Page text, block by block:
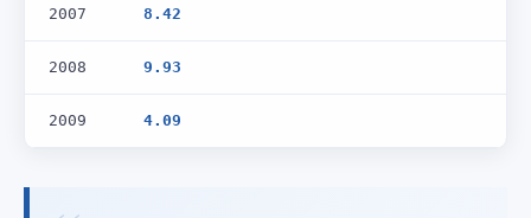
2007 8.42
2008 9.93
2009 4.09